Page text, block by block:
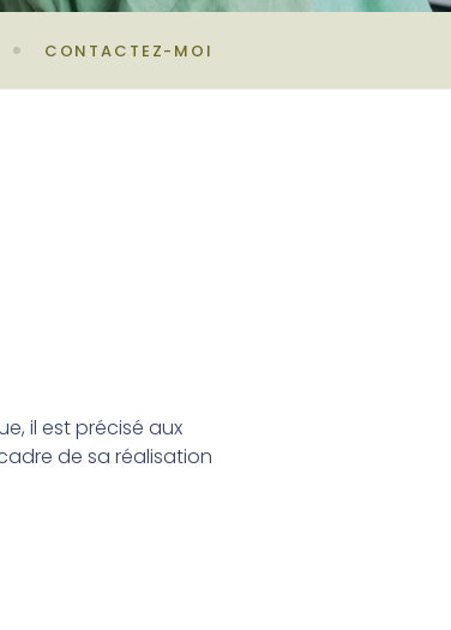
CONTACTEZ-MOI
il est précisé aux
de sa réalisation